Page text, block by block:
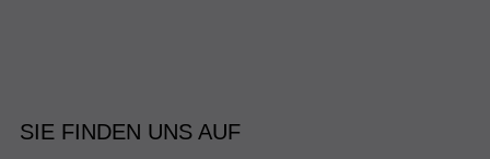
SIE FINDEN UNS AUF